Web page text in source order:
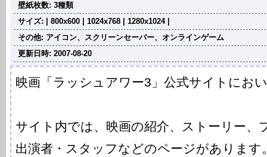
壁紙枚数: 3種類
サイズ: | 800x600 | 1024x768 | 1280x1024 |
その他: アイコン、スクリーンセーバー、オンラインゲーム
更新日時: 2007-08-20
映画「ラッシュアワー3」公式サイトにお
サイト内では、映画の紹介、ストーリー、
出演者・スタッフなどのページがあります